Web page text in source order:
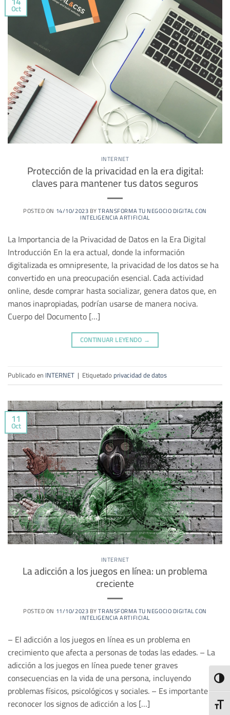
Oct
INTERNET
Protección de la privacidad en la era digital:
claves para mantener tus datos seguros
POSTED ON 14/10/2023BYTRANSFORMA TU NEGOCIO DIGITAL CON
INTELIGENCIA ARTIFICIAL
La Importancia de la Privacidad de Datos en la Era Digital
Introducción En la era actual, donde la información
digitalizada es omnipresente, la privacidad de los datos se ha
convertido en una preocupación esencial. Cada actividad
online, desde comprar hasta socializar, genera datos que, en
manos inapropiadas, podrían usarse de manera nociva.
Cuerpo del Documento […]
CONTINUAR LEYENDO →
Publicado en INTERNET | Etiquetado privacidad de datos
11
Oct
INTERNET
La adicción a los juegos en línea: un problema
creciente
POSTED ON 11/10/2023BYTRANSFORMA TU NEGOCIO DIGITAL CON
INTELIGENCIA ARTIFICIAL
– El adicción a los juegos en línea es un problema en
crecimiento que afecta a personas de todas las edades. – La
adicción a los juegos en línea puede tener graves
consecuencias en la vida de una persona, incluyendo
problemas físicos, psicológicos y sociales. – Es importante
reconocer los signos de adicción a los […]